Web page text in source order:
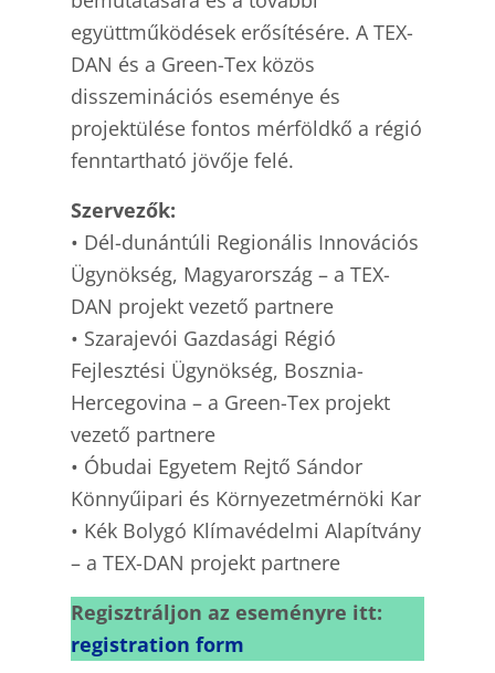
együttműködések erősítésére. A TEX-
DAN és a Green-Tex közös
disszeminációs eseménye és
projektülése fontos mérföldkő a régió
fenntartható jövője felé.
Szervezők:
• Dél-dunántúli Regionális Innovációs
Ügynökség, Magyarország – a TEX-
DAN projekt vezető partnere
• Szarajevói Gazdasági Régió
Fejlesztési Ügynökség, Bosznia-
Hercegovina – a Green-Tex projekt
vezető partnere
• Óbudai Egyetem Rejtő Sándor
Könnyűipari és Környezetmérnöki Kar
• Kék Bolygó Klímavédelmi Alapítvány
– a TEX-DAN projekt partnere
Regisztráljon az eseményre itt:
registration form